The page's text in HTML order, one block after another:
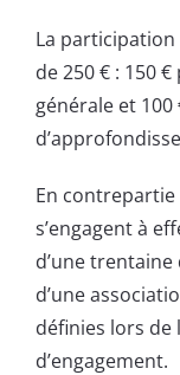
La participation
de 250 € : 150
générale et
En contrepartie
s’engagent à
d’une
d’une
définies lors de
d’engagement.